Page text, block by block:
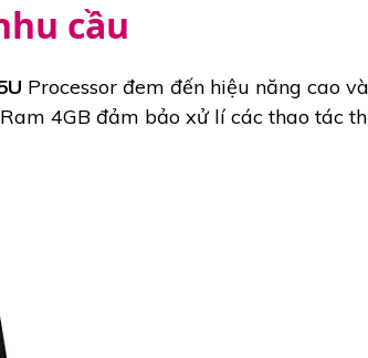
cầu
Processor đem đến hiệu năng cao
4GB đảm bảo xử lí các thao tác